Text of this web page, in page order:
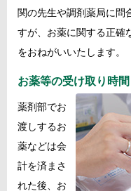
関の先生や調剤薬局に問
すが、お薬に関する正確
をおねがいいたします。
お薬等の受け取り時
薬剤部でお
渡しするお
薬などは会
計を済まさ
れた後、お